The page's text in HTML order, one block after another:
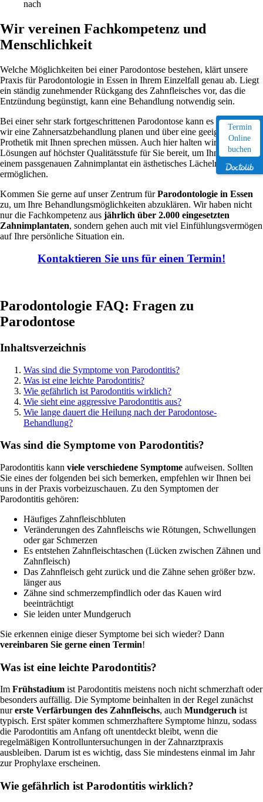
nach
Wir vereinen Fachkompetenz und
Menschlichkeit
Welche Möglichkeiten bei einer Parodontose bestehen, klärt unsere
Praxis für Parodontologie in Essen in Ihrem Einzelfall genau ab. Liegt
ein ständig zunehmender Rückgang des Zahnfleisches vor, das die
Entzündung begünstigt, kann eine Behandlung notwendig sein.
Bei einer sehr stark fortgeschrittenen Parodontose kann es sein, dass
wir eine Zahnersatzbehandlung planen und über eine geeignete
Prothetik mit Ihnen sprechen müssen. Auch hier halten wir moderne
Lösungen auf höchster Qualitätsstufe für Sie bereit, um Ihnen mit
einem passgenauen Zahnimplantat ein ästhetisches Lächeln zu
ermöglichen.
Kommen Sie gerne auf unser Zentrum fürParodontologie in Essen
zu, um Ihre Behandlungsmöglichkeiten abzuklären. Wir haben nicht
nur die Fachkompetenz aus jährlich über 2.000 eingesetzten
Zahnimplantaten, sondern gehen auch mit viel Einfühlungsvermögen
auf Ihre persönliche Situation ein.
Kontaktieren Sie uns für einen Termin!
Parodontologie FAQ: Fragen zu
Parodontose
Inhaltsverzeichnis
Was sind die Symptome von Parodontitis?
Was ist eine leichte Parodontitis?
Wie gefährlich ist Parodontitis wirklich?
Wie sieht eine aggressive Parodontitis aus?
Wie lange dauert die Heilung nach der Parodontose-
Behandlung?
Was sind die Symptome von Parodontitis?
Parodontitis kann viele verschiedene Symptome aufweisen. Sollten
Sie eines der folgenden bei sich bemerken, empfehlen wir Ihnen bei
uns in der Praxis vorbeizuschauen. Zu den Symptomen der
Parodontitis gehören:
Häufiges Zahnfleischbluten
Veränderungen des Zahnfleischs wie Rötungen, Schwellungen
oder gar Schmerzen
Es entstehen Zahnfleischtaschen (Lücken zwischen Zähnen und
Zahnfleisch)
Das Zahnfleisch geht zurück und die Zähne sehen größer bzw.
länger aus
Zähne sind schmerzempfindlich oder das Kauen wird
beeinträchtigt
Sie leiden unter Mundgeruch
Sie erkennen einige dieser Symptome bei sich wieder? Dann
vereinbaren Sie gerne einen Termin!
Was ist eine leichte Parodontitis?
Im Frühstadium ist Parodontitis meistens noch nicht schmerzhaft oder
besonders auffällig. Die Symptome beinhalten in der Regel zunächst
nurerste Verfärbungen des Zahnfleischs, auch Mundgeruch ist
typisch. Erst später kommen schmerzhaftere Symptome hinzu, sodass
die Parodontitis am Anfang oft unentdeckt bleibt, wenn die
regelmäßigen Kontrolluntersuchungen in der Zahnarztpraxis
ausbleiben. Darum ist es wichtig, dass Sie mindestens einmal im Jahr
zur Prophylaxe erscheinen.
Wie gefährlich ist Parodontitis wirklich?
Termin
Online
buchen